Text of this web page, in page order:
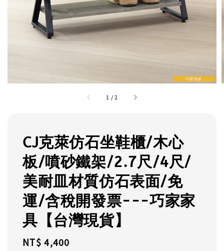
1 /2
CJ克萊仿石坐鞋櫃/木心
板/噴砂鐵架/2.7尺/4尺/
美耐皿材質仿石表面/免
運/含稅開發票---巧家家
具【台灣現貨】
Regular
NT$ 4,400